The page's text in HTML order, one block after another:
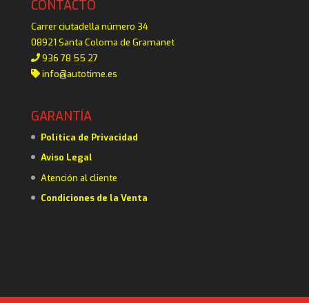
CONTACTO
Carrer ciutadella número 34
08921 Santa Coloma de Gramanet
936 78 55 27
info@autotime.es
GARANTÍA
Política de Privacidad
Aviso Legal
Atención al cliente
Condiciones de la Venta